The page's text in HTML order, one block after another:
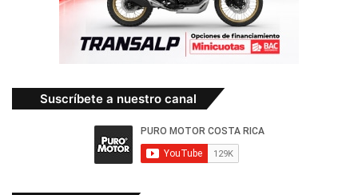
Suscríbete a nuestro canal